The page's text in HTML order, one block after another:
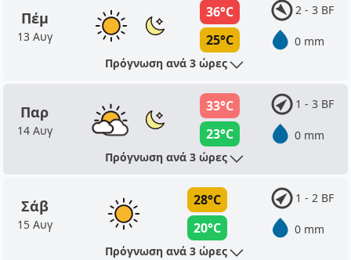
Πέμ
13 Αυγ
36°C
25°C
2 - 3 BF
0 mm
Πρόγνωση ανά 3 ώρες
Παρ
14 Αυγ
33°C
23°C
1 - 3 BF
0 mm
Πρόγνωση ανά 3 ώρες
Σάβ
15 Αυγ
28°C
20°C
1 - 2 BF
0 mm
Πρόγνωση ανά 3 ώρες